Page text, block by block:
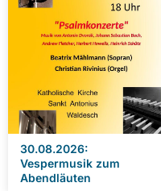
30.08.2026:
Vespermusik zum
Abendläuten